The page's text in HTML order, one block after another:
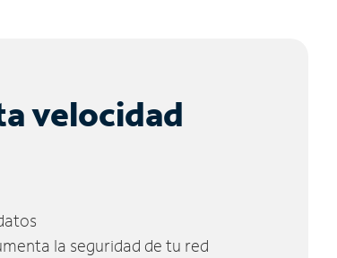
velocidad
la seguridad de tu red